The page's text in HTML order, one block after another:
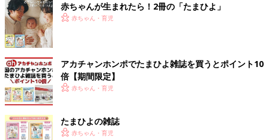
が、治りかけたときにまた転んでしまい、再び手術をしたことも
あります。振り返ると、2倍いろいろなことがありました。
三つ子のママの虐待事件を知って、ひとごととは思
えなかった
赤ちゃんが生まれたら！2冊の「たまひよ」
赤ちゃん・育児
アカチャンホンポでたまひよ雑誌を買うとポイント10
倍【期間限定】
赤ちゃん・育児
たまひよの雑誌
赤ちゃん・育児